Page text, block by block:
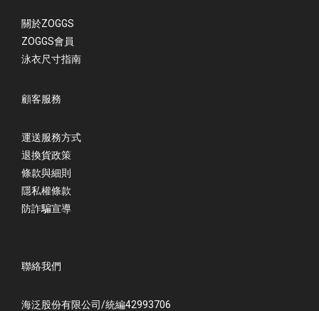
關於ZOGGS
ZOGGS會員
泳衣尺寸指南
顧客服務
運送服務方式
退換貨政策
條款與細則
隱私權條款
防詐騙宣導
聯絡我們
海泛股份有限公司/統編42993706